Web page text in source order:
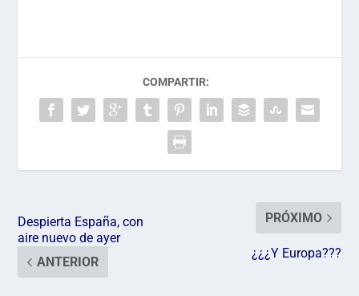
COMPARTIR:
Despierta España, con
aire nuevo de ayer
ANTERIOR
PRÓXIMO
¿¿¿Y Europa???